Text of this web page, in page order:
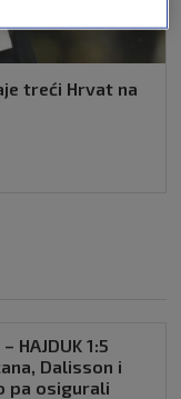
treći Hrvat na
HAJDUK 1:5
Dalisson i
pa osigurali